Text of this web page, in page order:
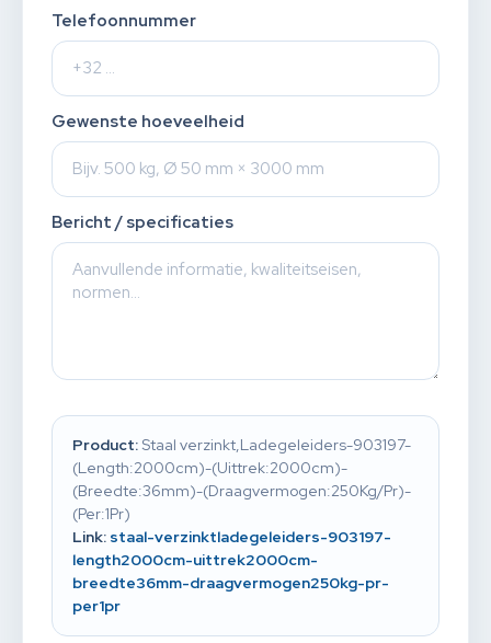
Telefoonnummer
Gewenste hoeveelheid
Bericht / specificaties
Product:Staal verzinkt,Ladegeleiders-903197-
(Length:2000cm)-(Uittrek:2000cm)-
(Breedte:36mm)-(Draagvermogen:250Kg/Pr)-
(Per:1Pr)
Link: staal-verzinktladegeleiders-903197-
length2000cm-uittrek2000cm-
breedte36mm-draagvermogen250kg-pr-
per1pr